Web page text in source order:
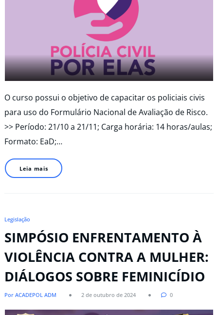
O curso possui o objetivo de capacitar os policiais civis
para uso do Formulário Nacional de Avaliação de Risco.
>> Período: 21/10 a 21/11; Carga horária: 14 horas/aulas;
Formato: EaD;…
Leia mais
Legislação
SIMPÓSIO ENFRENTAMENTO À
VIOLÊNCIA CONTRA A MULHER:
DIÁLOGOS SOBRE FEMINICÍDIO
Por ACADEPOL ADM 2 de outubro de 2024 0